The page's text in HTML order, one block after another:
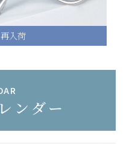
再入荷
ンダー